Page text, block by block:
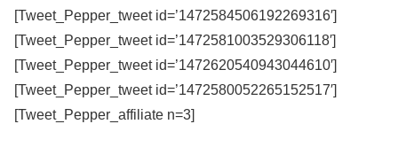
[Tweet_Pepper_tweet id=’1472584506192269316′]
[Tweet_Pepper_tweet id=’1472581003529306118′]
[Tweet_Pepper_tweet id=’1472620540943044610′]
[Tweet_Pepper_tweet id=’1472580052265152517′]
[Tweet_Pepper_affiliate n=3]